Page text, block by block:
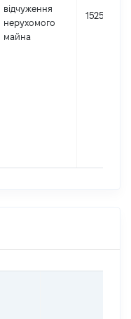
відчуження
нерухомого
майна
152500